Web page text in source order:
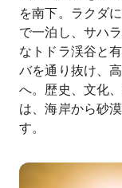
を南下。ラクダ
で一泊し、サハ
なトドラ渓谷と
バを通り抜け、
へ。歴史、文化
は、海岸から砂
す。